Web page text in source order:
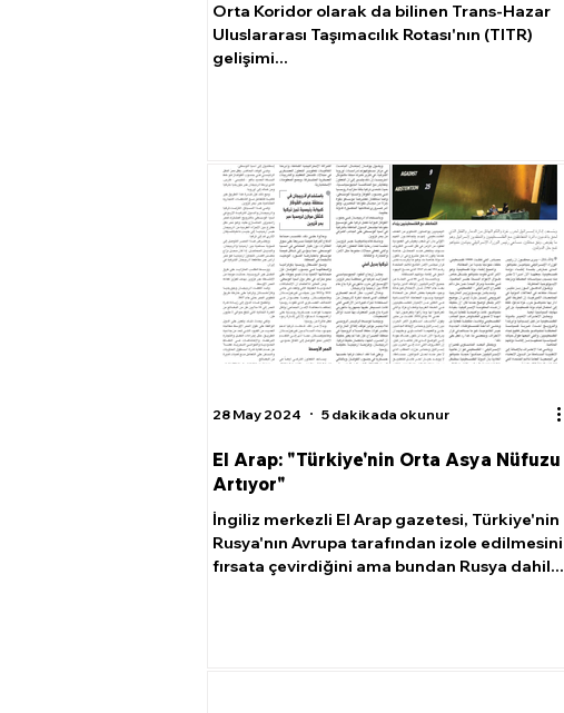
Orta Koridor olarak da bilinen Trans-Hazar
Uluslararası Taşımacılık Rotası'nın (TITR)
gelişimi...
El Arap: "Türkiye'nin Orta Asya Nüfuzu
Artıyor"
İngiliz merkezli El Arap gazetesi, Türkiye'nin
Rusya'nın Avrupa tarafından izole edilmesini
fırsata çevirdiğini ama bundan Rusya dahil...
28 May 2024 5 dakikada okunur